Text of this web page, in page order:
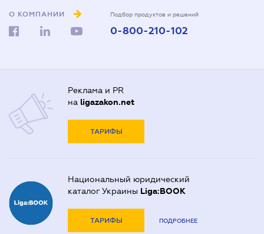
О КОМПАНИИ Подбор продуктов и решений
0-800-210-102
Реклама и PR
на ligazakon.net
ТАРИФЫ
Национальный юридический
каталог Украины Liga:BOOK
ТАРИФЫ ПОДРОБНЕЕ